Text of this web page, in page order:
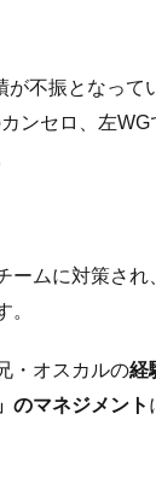
不振となって
ンセロ、左
ームに対策さ
。
・オスカルの経
のマネジメント